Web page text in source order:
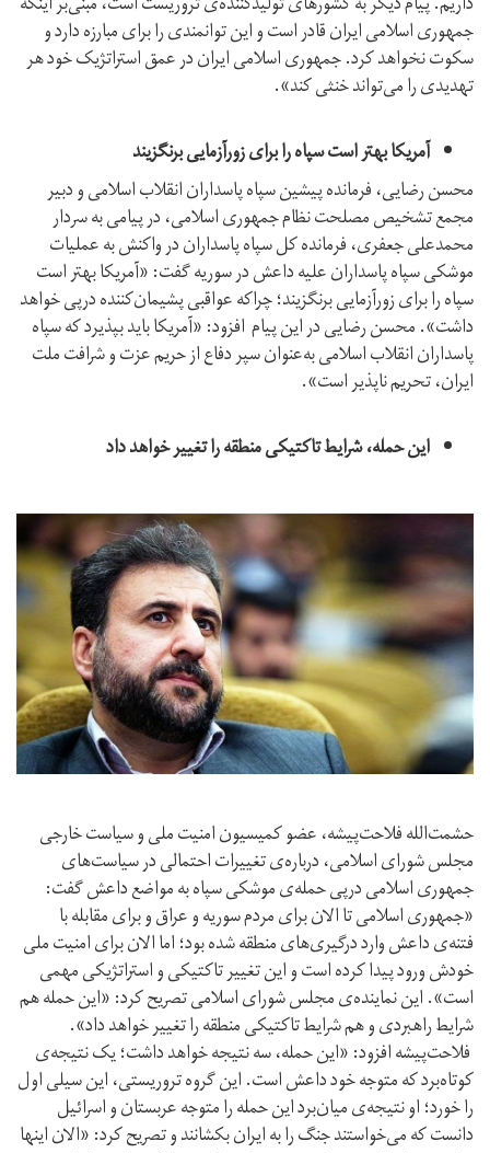
جمهوری اسلامی ایران قادر است و این توانمندی را برای مبارزه دارد و
سکوت نخواهد کرد. جمهوری اسلامی ایران در عمق استراتژیک خود هر
تهدیدی را می‌تواند خنثی کند».
آمریکا بهتر است سپاه را برای زور‌آزمایی برنگزیند
محسن رضایی، فرمانده پیشین سپاه پاسداران انقلاب اسلامی و دبیر
مجمع تشخیص مصلحت نظام جمهوری اسلامی، در پیامی به سردار
محمدعلی جعفری، فرمانده کل سپاه‌ پاسداران در واکنش به عملیات
موشکی سپاه پاسداران علیه داعش در سوریه گفت: «آمریکا بهتر است
سپاه را برای زورآزمایی برنگزیند؛ چراکه عواقبی پشیمان‌کننده درپی خواهد
داشت». محسن رضایی در این پیام افزود: «آمریکا باید بپذیرد که سپاه
پاسداران انقلاب اسلامی به‌عنوان سپر دفاع از حریم عزت و شرافت ملت
ایران، تحریم ناپذیر است».
این حمله، شرایط تاکتیکی منطقه را تغییر خواهد داد
حشمت‌الله فلاحت‌پیشه، عضو کمیسیون امنیت ملی و سیاست خارجی
مجلس شورای اسلامی، درباره‌ی تغییرات احتمالی در سیاست‌های
جمهوری اسلامی درپی حمله‌ی موشکی سپاه به مواضع داعش گفت:
«جمهوری اسلامی تا الان برای مردم سوریه و عراق و برای مقابله با
فتنه‌ی داعش وارد درگیری‌های منطقه شده بود؛ اما الان برای امنیت ملی
خودش ورود پیدا کرده است و این تغییر تاکتیکی و استراتژیکی مهمی
است». این نماینده‌ی مجلس شورای اسلامی تصریح کرد: «این حمله هم
شرایط راهبردی و هم شرایط تاکتیکی منطقه را تغییر خواهد داد».
فلاحت‌پیشه افزود: «این حمله، سه نتیجه خواهد داشت؛ یک نتیجه‌ی
کوتاه‌برد که متوجه خود داعش است. این گروه تروریستی، این سیلی اول
را خورد؛ او نتیجه‌ی میان‌برد این حمله را متوجه عربستان و اسرائیل
دانست که می‌خواستند جنگ را به ایران بکشانند و تصریح کرد: «الان اینها